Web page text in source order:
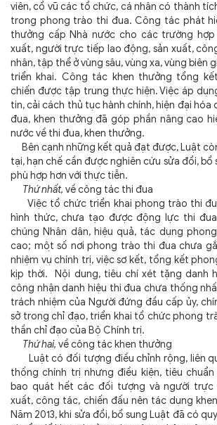
viên, cổ vũ các tổ chức, cá nhân có thành
trong phong trào thi đua. Công tác phát
thưởng cấp Nhà nước cho các trường
xuất, người trực tiếp lao động, sản xuất,
nhân, tập thể ở vùng sâu, vùng xa, vùng biên
triển khai. Công tác khen thưởng tổng
chiến được tập trung thực hiện. Việc áp
tin, cải cách thủ tục hành chính, hiện đại hóa
đua, khen thưởng đã góp phần nâng cao
nước về thi đua, khen thưởng.
Bên cạnh những kết quả đạt được, Luật
tại, hạn chế cần được nghiên cứu sửa đổi, bổ
phù hợp hơn với thực tiễn.
Thứ nhất, về công tác thi đua
Việc tổ chức triển khai phong trào thi
hình thức, chưa tạo được động lực thi
chúng Nhân dân, hiệu quả, tác dụng
cao; một số nơi phong trào thi đua chưa
nhiệm vụ chính trị, việc sơ kết, tổng kết
kịp thời. Nội dung, tiêu chí xét tặng danh
công nhận danh hiệu thi đua chưa thống
trách nhiệm của Người đứng đầu cấp ủy,
sở trong chỉ đạo, triển khai tổ chức phong
thần chỉ đạo của Bộ Chính trị.
Thứ hai, về công tác khen thưởng
Luật có đối tượng điều chỉnh rộng, liên
thống chính trị nhưng điều kiện, tiêu
bao quát hết các đối tượng và người trực
xuất, công tác, chiến đấu nên tác dụng
Năm 2013, khi sửa đổi, bổ sung Luật đã có